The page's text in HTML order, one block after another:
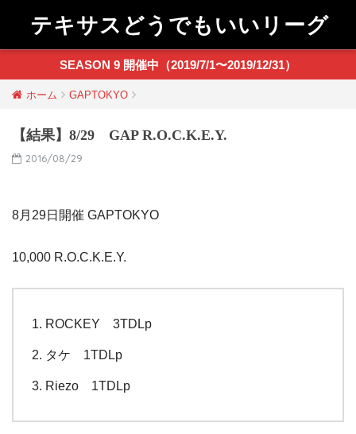
テキサスどうでもいいリーグ
SEASON 9 開催中（2019/7/1〜2019/12/31）
ホーム GAPTOKYO
【結果】8/29 GAP R.O.C.K.E.Y.
2016/08/29
8月29日開催 GAPTOKYO
10,000 R.O.C.K.E.Y.
ROCKEY 3TDLp
タケ 1TDLp
Riezo 1TDLp